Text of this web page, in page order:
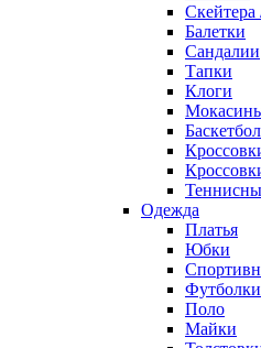
Скейтера
Балетки
Сандалии
Тапки
Клоги
Одежда
Платья
Юбки
Футболки
Поло
Майки